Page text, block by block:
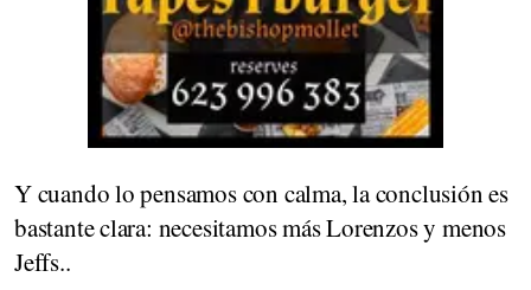
Y cuando lo pensamos con calma, la conclusión es
bastante clara: necesitamos más Lorenzos y menos
Jeffs..